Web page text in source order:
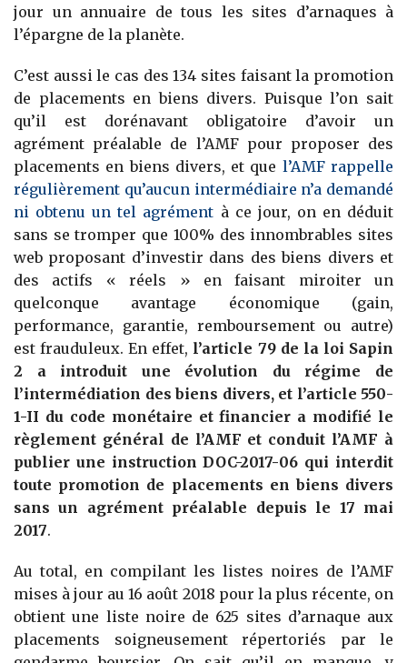
jour un annuaire de tous les sites d’arnaques à
l’épargne de la planète.
C’est aussi le cas des 134 sites faisant la promotion
de placements en biens divers. Puisque l’on sait
qu’il est dorénavant obligatoire d’avoir un
agrément préalable de l’AMF pour proposer des
placements en biens divers, et que l’AMF rappelle
régulièrement qu’aucun intermédiaire n’a demandé
ni obtenu un tel agrément à ce jour, on en déduit
sans se tromper que 100% des innombrables sites
web proposant d’investir dans des biens divers et
des actifs « réels » en faisant miroiter un
quelconque avantage économique (gain,
performance, garantie, remboursement ou autre)
est frauduleux. En effet, l’article 79 de la loi Sapin
2 a introduit une évolution du régime de
l’intermédiation des biens divers, et l’article 550-
1-II du code monétaire et financier a modifié le
règlement général de l’AMF et conduit l’AMF à
publier une instruction DOC-2017-06 qui interdit
toute promotion de placements en biens divers
sans un agrément préalable depuis le 17 mai
2017.
Au total, en compilant les listes noires de l’AMF
mises à jour au 16 août 2018 pour la plus récente, on
obtient une liste noire de 625 sites d’arnaque aux
placements soigneusement répertoriés par le